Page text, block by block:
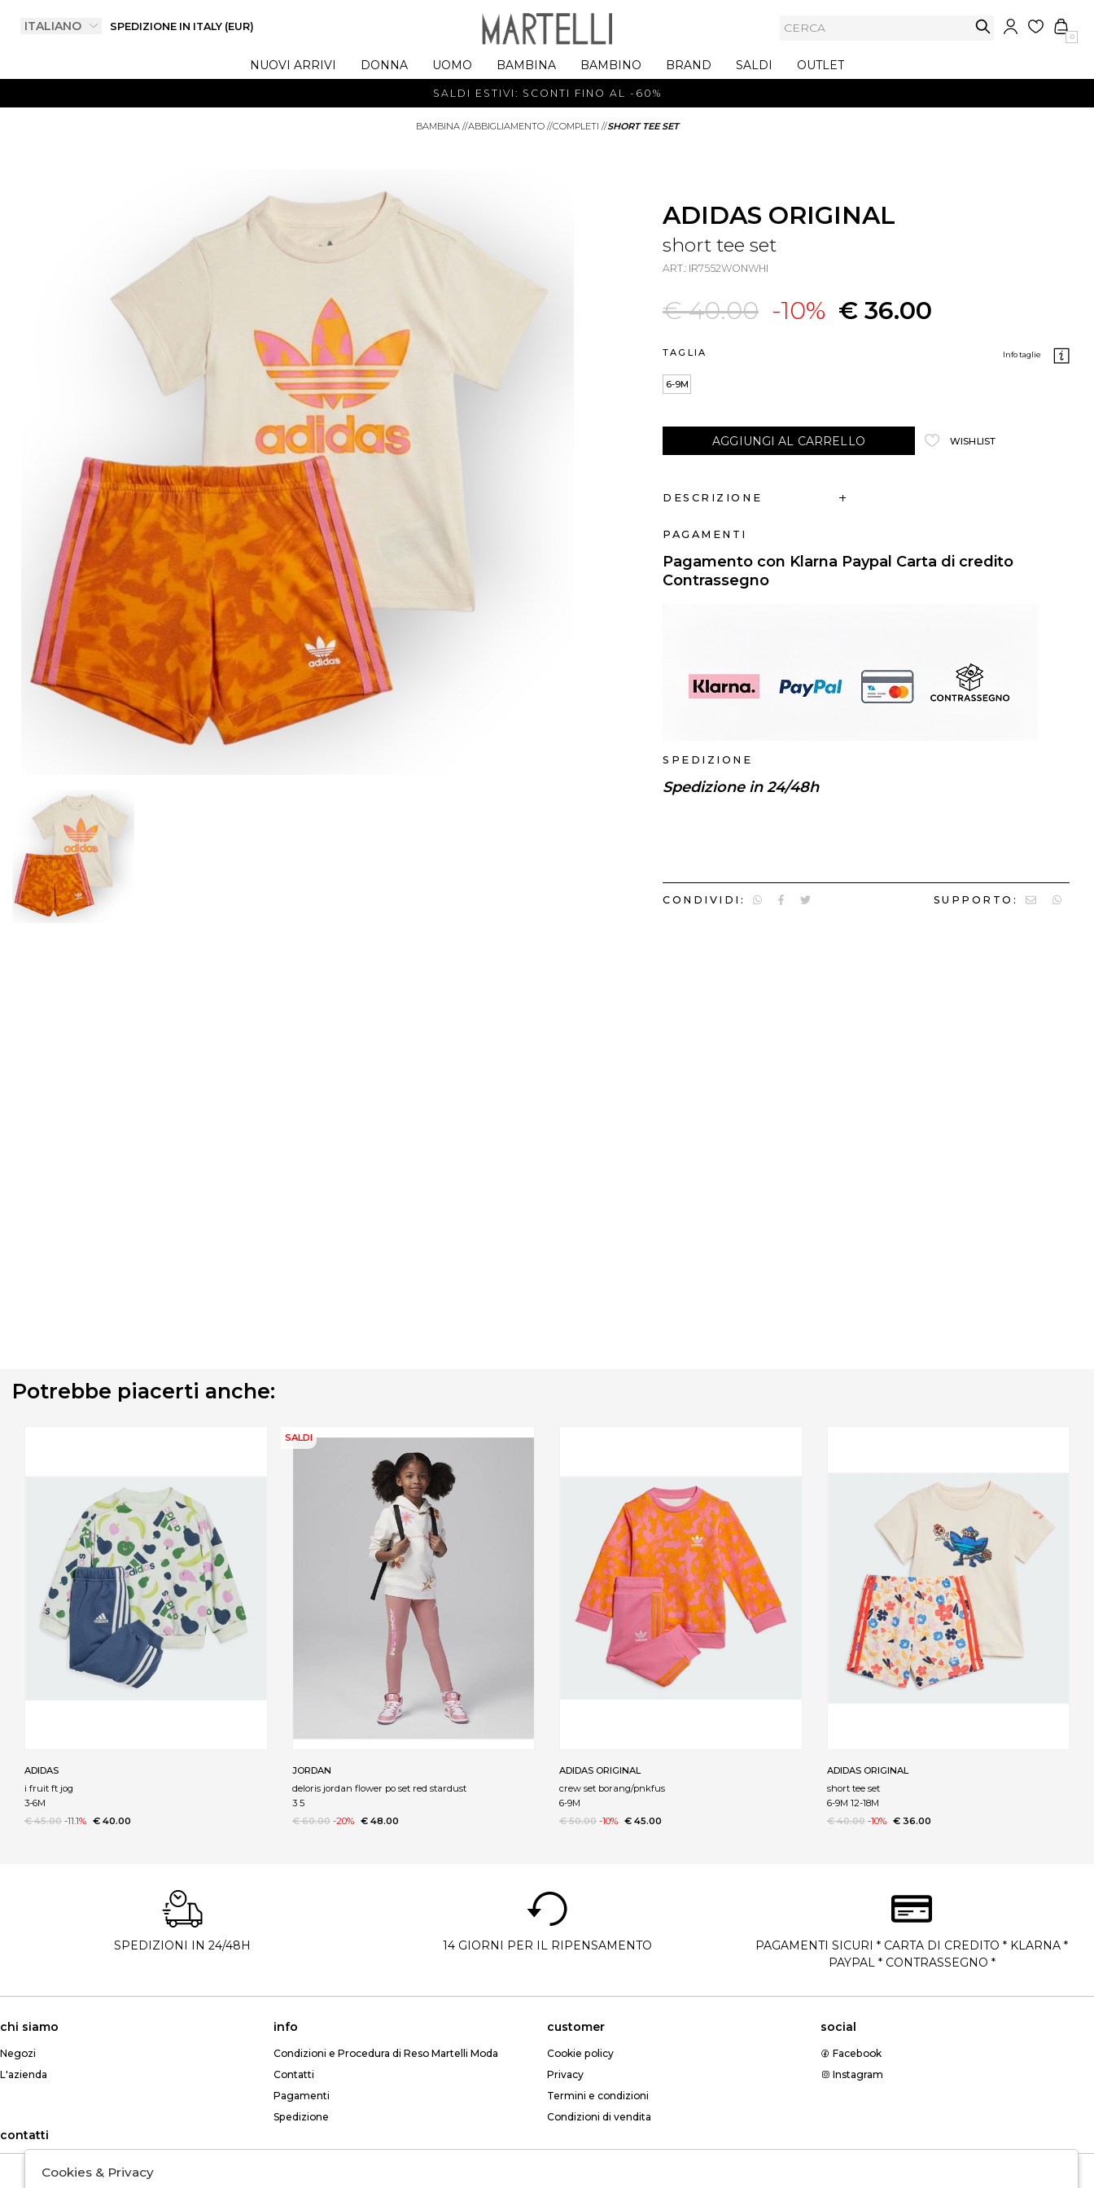
SPEDIZIONE IN ITALY (EUR)
0
NUOVI ARRIVI DONNA UOMO BAMBINA BAMBINO BRAND SALDI OUTLET
SALDI ESTIVI: SCONTI FINO AL -60%
BAMBINA//ABBIGLIAMENTO//COMPLETI //SHORT TEE SET
ADIDAS ORIGINAL
short tee set
ART.: IR7552WONWHI
€ 40.00 -10% € 36.00
TAGLIA info taglie
6-9M
AGGIUNGI AL CARRELLO WISHLIST
DESCRIZIONE
PAGAMENTI
Pagamento con Klarna Paypal Carta di credito
Contrassegno
SPEDIZIONE
Spedizione in 24/48h
CONDIVIDI: SUPPORTO:
Potrebbe piacerti anche:
ADIDAS
i fruit ft jog
3-6M
€ 45.00 -11.1% € 40.00
SALDI
JORDAN
deloris jordan flower po set red stardust
3 5
€ 60.00 -20% € 48.00
ADIDAS ORIGINAL
crew set borang/pnkfus
6-9M
€ 50.00 -10% € 45.00
ADIDAS ORIGINAL
short tee set
6-9M 12-18M
€ 40.00 -10% € 36.00
SPEDIZIONI IN 24/48H 14 GIORNI PER IL RIPENSAMENTO
PAGAMENTI SICURI * CARTA DI CREDITO * KLARNA *
PAYPAL * CONTRASSEGNO *
chi siamo
Negozi
L'azienda
info
Condizioni e Procedura di Reso Martelli Moda
Contatti
Pagamenti
Spedizione
customer
Cookie policy
Privacy
Termini e condizioni
Condizioni di vendita
social
Facebook
Instagram
contatti
Telefono: +39 349 765 8268
Cookies & Privacy